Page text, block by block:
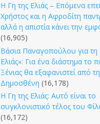
Η Γη της Ελιάς – Επόμενα
Χρήστος και η Αφροδίτη
αλλά η απιστία κάνει την
(16,905)
Βάσια Παναγοπούλου για τη
Ελιάς»: Για ένα διάστημα το
Ξένιας θα εξαφανιστεί από
Δημοσθένη (16,178)
Η Γη της Ελιάς: Αυτό είναι το
συγκλονιστικό τέλος του
(16,172)